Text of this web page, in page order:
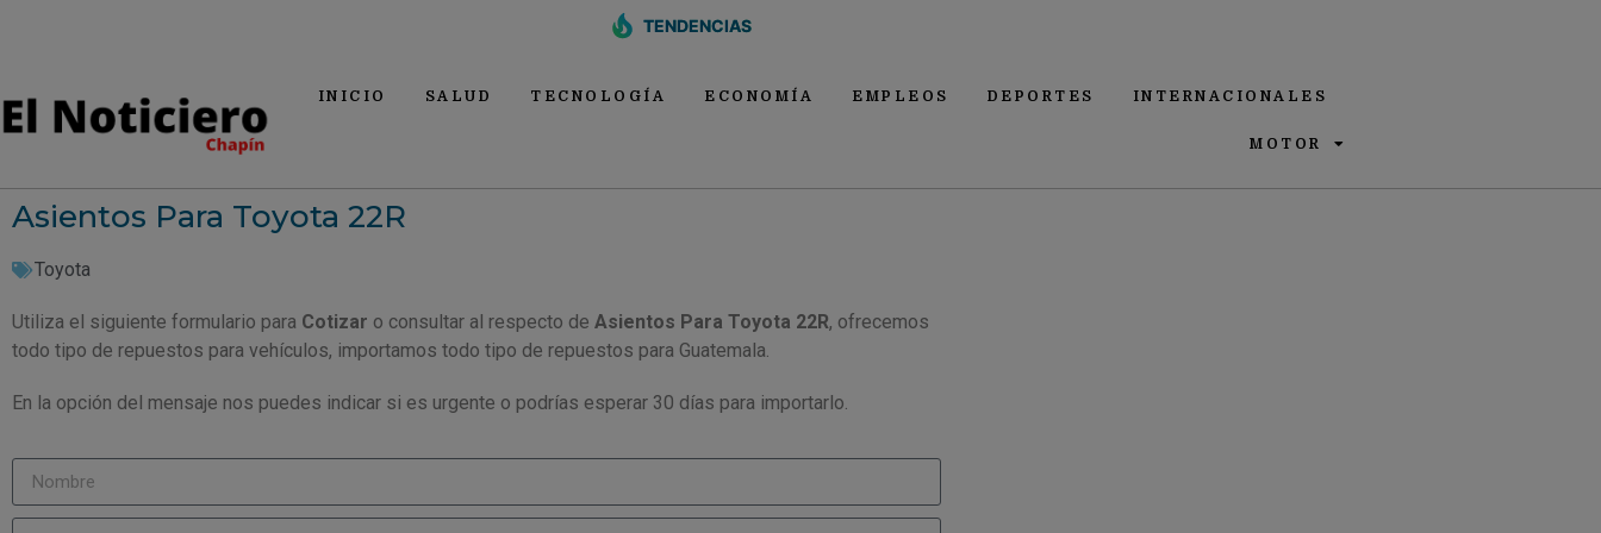
TENDENCIAS
INICIO SALUD TECNOLOGÍA ECONOMÍA EMPLEOS DEPORTES INTERNACIONALES
MOTOR
Asientos Para Toyota 22R
Toyota
Utiliza el siguiente formulario para Cotizar o consultar al respecto de Asientos Para Toyota 22R, ofrecemos
todo tipo de repuestos para vehículos, importamos todo tipo de repuestos para Guatemala.
En la opción del mensaje nos puedes indicar si es urgente o podrías esperar 30 días para importarlo.